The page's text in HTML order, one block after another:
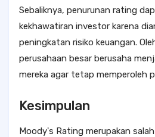
Sebaliknya, penurunan rating
kekhawatiran investor karena
peningkatan risiko keuangan.
perusahaan besar berusaha
mereka agar tetap memperoleh
Kesimpulan
Moody's Rating merupakan